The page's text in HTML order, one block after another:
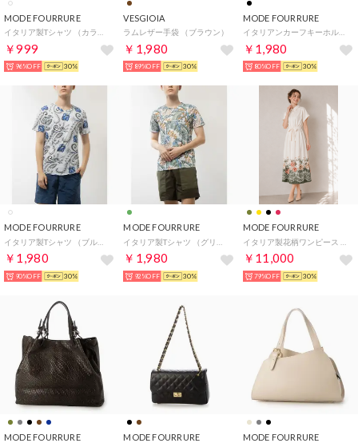
MODE FOURRURE
￥999
96%OFF 30%
VESGIOIA
ラムレザー手袋 （ブラウン）
￥1,980
89%OFF 30%
MODE FOURRURE
イタリアンカーフキーホルダー （ブラック）
￥1,980
80%OFF 30%
MODE FOURRURE
￥1,980
90%OFF 30%
MODE FOURRURE
￥1,980
92%OFF 30%
MODE FOURRURE
￥11,000
79%OFF 30%
MODE FOURRURE MODE FOURRURE MODE FOURRURE